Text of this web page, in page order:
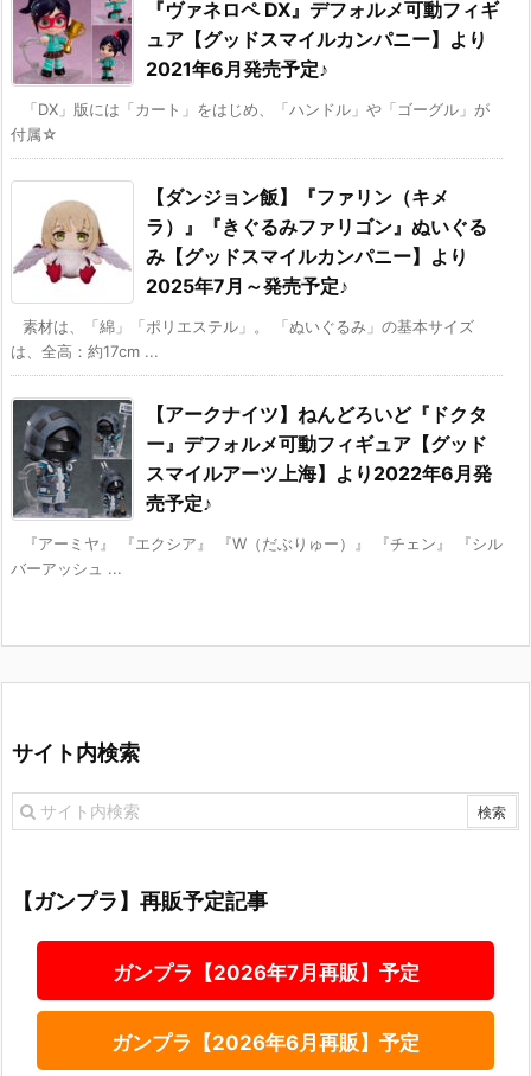
『ヴァネロペ DX』デフォルメ可動フィギ
ュア【グッドスマイルカンパニー】より
2021年6月発売予定♪
「DX」版には「カート」をはじめ、「ハンドル」や「ゴーグル」が
付属☆
【ダンジョン飯】『ファリン（キメ
ラ）』『きぐるみファリゴン』ぬいぐる
み【グッドスマイルカンパニー】より
2025年7月～発売予定♪
素材は、「綿」「ポリエステル」。 「ぬいぐるみ」の基本サイズ
は、全高：約17cm ...
【アークナイツ】ねんどろいど『ドクタ
ー』デフォルメ可動フィギュア【グッド
スマイルアーツ上海】より2022年6月発
売予定♪
『アーミヤ』 『エクシア』 『W（だぶりゅー）』 『チェン』 『シル
バーアッシュ ...
サイト内検索
【ガンプラ】再販予定記事
ガンプラ【2026年7月再販】予定
ガンプラ【2026年6月再販】予定